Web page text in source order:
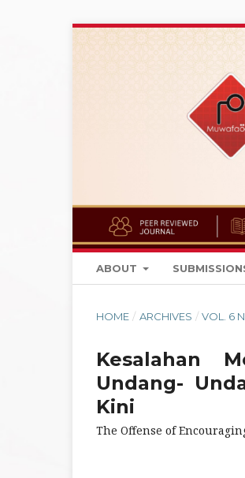
ABOUT
HOME / ARCHIVES / VOL. 6
Kesalahan
Undang-
Kini
The Offense of